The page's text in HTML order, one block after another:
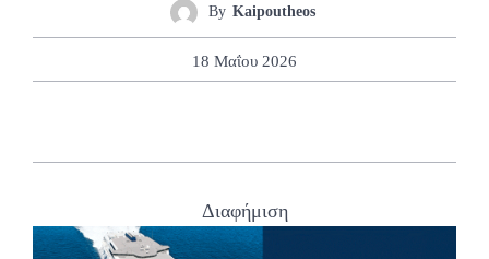
By Kaipoutheos
18 Μαΐου 2026
Διαφήμιση